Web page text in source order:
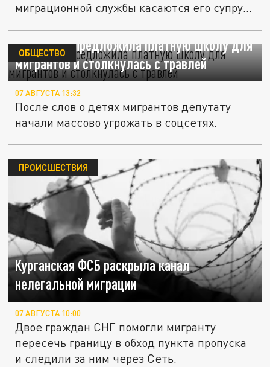
миграционной службы касаются его супруги
Воропаева предложила платную школу для
мигрантов и столкнулась с травлей
ОБЩЕСТВО
07 АВГУСТА 13:32
После слов о детях мигрантов депутату
начали массово угрожать в соцсетях.
Курганская ФСБ раскрыла канал
нелегальной миграции
ПРОИСШЕСТВИЯ
07 АВГУСТА 10:00
Двое граждан СНГ помогли мигранту
пересечь границу в обход пункта пропуска
и следили за ним через Сеть.